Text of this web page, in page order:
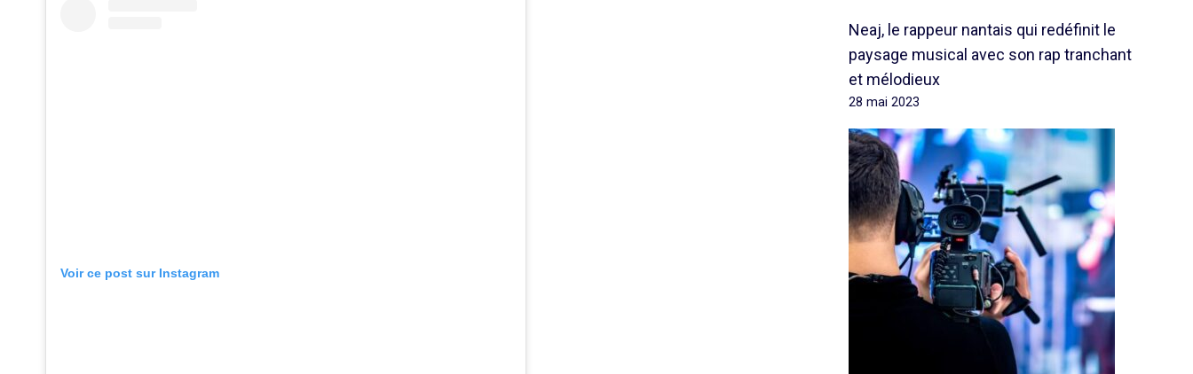
Voir ce post sur Instagram
Neaj, le rappeur nantais qui redéfinit le
paysage musical avec son rap tranchant
et mélodieux
28 mai 2023